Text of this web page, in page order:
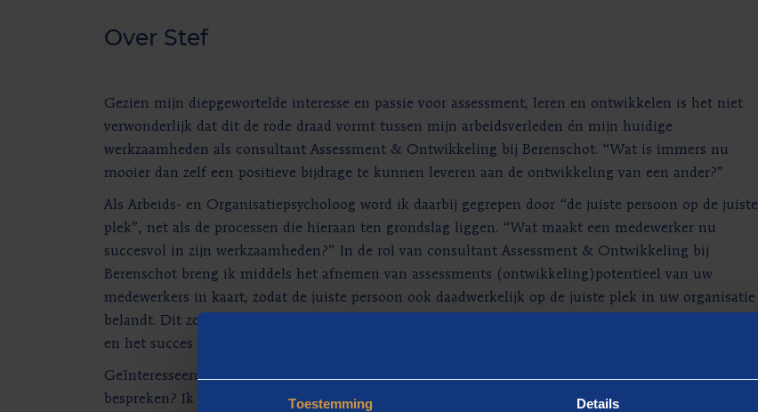
Toestemming Details
Over Stef
Gezien mijn diepgewortelde interesse en passie voor assessment, leren en ontwikkelen is het niet
verwonderlijk dat dit de rode draad vormt tussen mijn arbeidsverleden én mijn huidige
werkzaamheden als consultant Assessment & Ontwikkeling bij Berenschot. “Wat is immers nu
mooier dan zelf een positieve bijdrage te kunnen leveren aan de ontwikkeling van een ander?”
Als Arbeids- en Organisatiepsycholoog word ik daarbij gegrepen door “de juiste persoon op de juiste
plek”, net als de processen die hieraan ten grondslag liggen. “Wat maakt een medewerker nu
succesvol in zijn werkzaamheden?” In de rol van consultant Assessment & Ontwikkeling bij
Berenschot breng ik middels het afnemen van assessments (ontwikkeling)potentieel van uw
medewerkers in kaart, zodat de juiste persoon ook daadwerkelijk op de juiste plek in uw organisatie
belandt. Dit zorgt voor bevlogen medewerkers die op haar beurt zorg dragen voor de verdere groei
en het succes van uw organisatie!
Geïnteresseerd om samen selectie- en ontwikkelingsvraagstukken binnen uw organisatie te
bespreken? Ik kom graag met u in contact om onder het genot van een kop koffie van gedachten te